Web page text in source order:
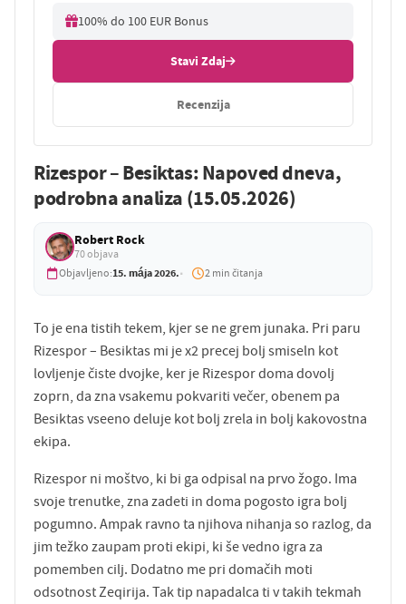
100% do 100 EUR Bonus
Stavi Zdaj
Recenzija
Rizespor – Besiktas: Napoved dneva,
podrobna analiza (15.05.2026)
Robert Rock
70 objava
Objavljeno:15. mája 2026. 2 min čitanja
To je ena tistih tekem, kjer se ne grem junaka. Pri paru
Rizespor – Besiktas mi je x2 precej bolj smiseln kot
lovljenje čiste dvojke, ker je Rizespor doma dovolj
zoprn, da zna vsakemu pokvariti večer, obenem pa
Besiktas vseeno deluje kot bolj zrela in bolj kakovostna
ekipa.
Rizespor ni moštvo, ki bi ga odpisal na prvo žogo. Ima
svoje trenutke, zna zadeti in doma pogosto igra bolj
pogumno. Ampak ravno ta njihova nihanja so razlog, da
jim težko zaupam proti ekipi, ki še vedno igra za
pomemben cilj. Dodatno me pri domačih moti
odsotnost Zeqirija. Tak tip napadalca ti v takih tekmah